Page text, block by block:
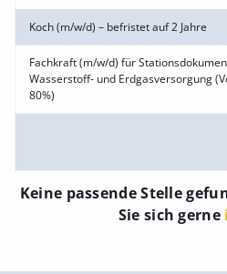
Koch (m/w/d) – befristet auf 2 Jahre
Fachkraft (m/w/d) für
Wasserstoff- und Erdgasversorgung
80%)
Keine passende Stelle
Sie sich gerne